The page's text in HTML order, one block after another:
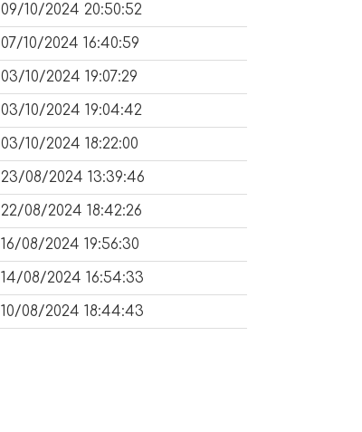
09/10/2024 20:50:52
07/10/2024 16:40:59
03/10/2024 19:07:29
03/10/2024 19:04:42
03/10/2024 18:22:00
23/08/2024 13:39:46
22/08/2024 18:42:26
16/08/2024 19:56:30
14/08/2024 16:54:33
10/08/2024 18:44:43